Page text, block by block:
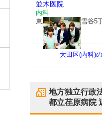
並木医院
内科
東京都大田区東雪谷5
大田区(内科)
地方独立行政
都立荏原病院